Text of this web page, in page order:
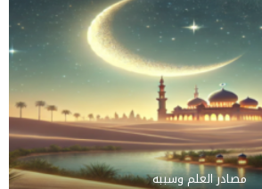
مصادر العلم وسببه